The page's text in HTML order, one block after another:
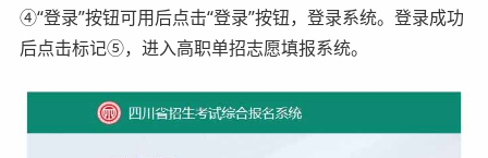
④“登录”按钮可用后点击“登录”按钮，登录系统。登录成功
后点击标记⑤，进入高职单招志愿填报系统。